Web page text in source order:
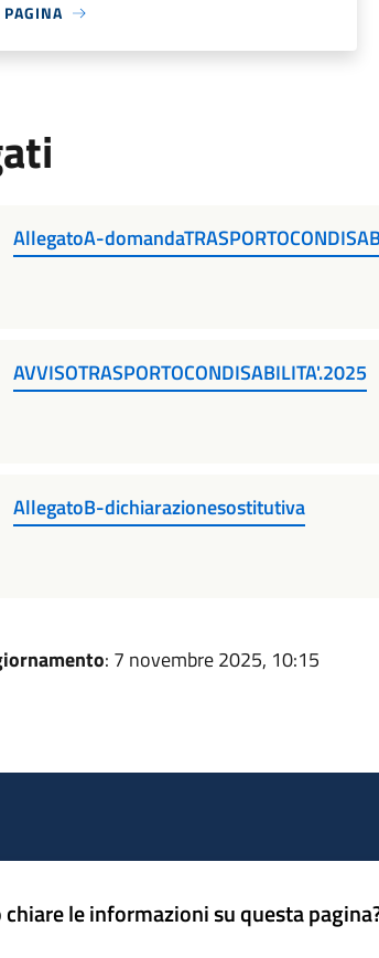
AllegatoA-
AVVISOTRASPORTOCONDISABILITA'.2025
AllegatoB-dichiarazionesostitutiva
: 7 novembre 2025, 10:15
le informazioni su questa